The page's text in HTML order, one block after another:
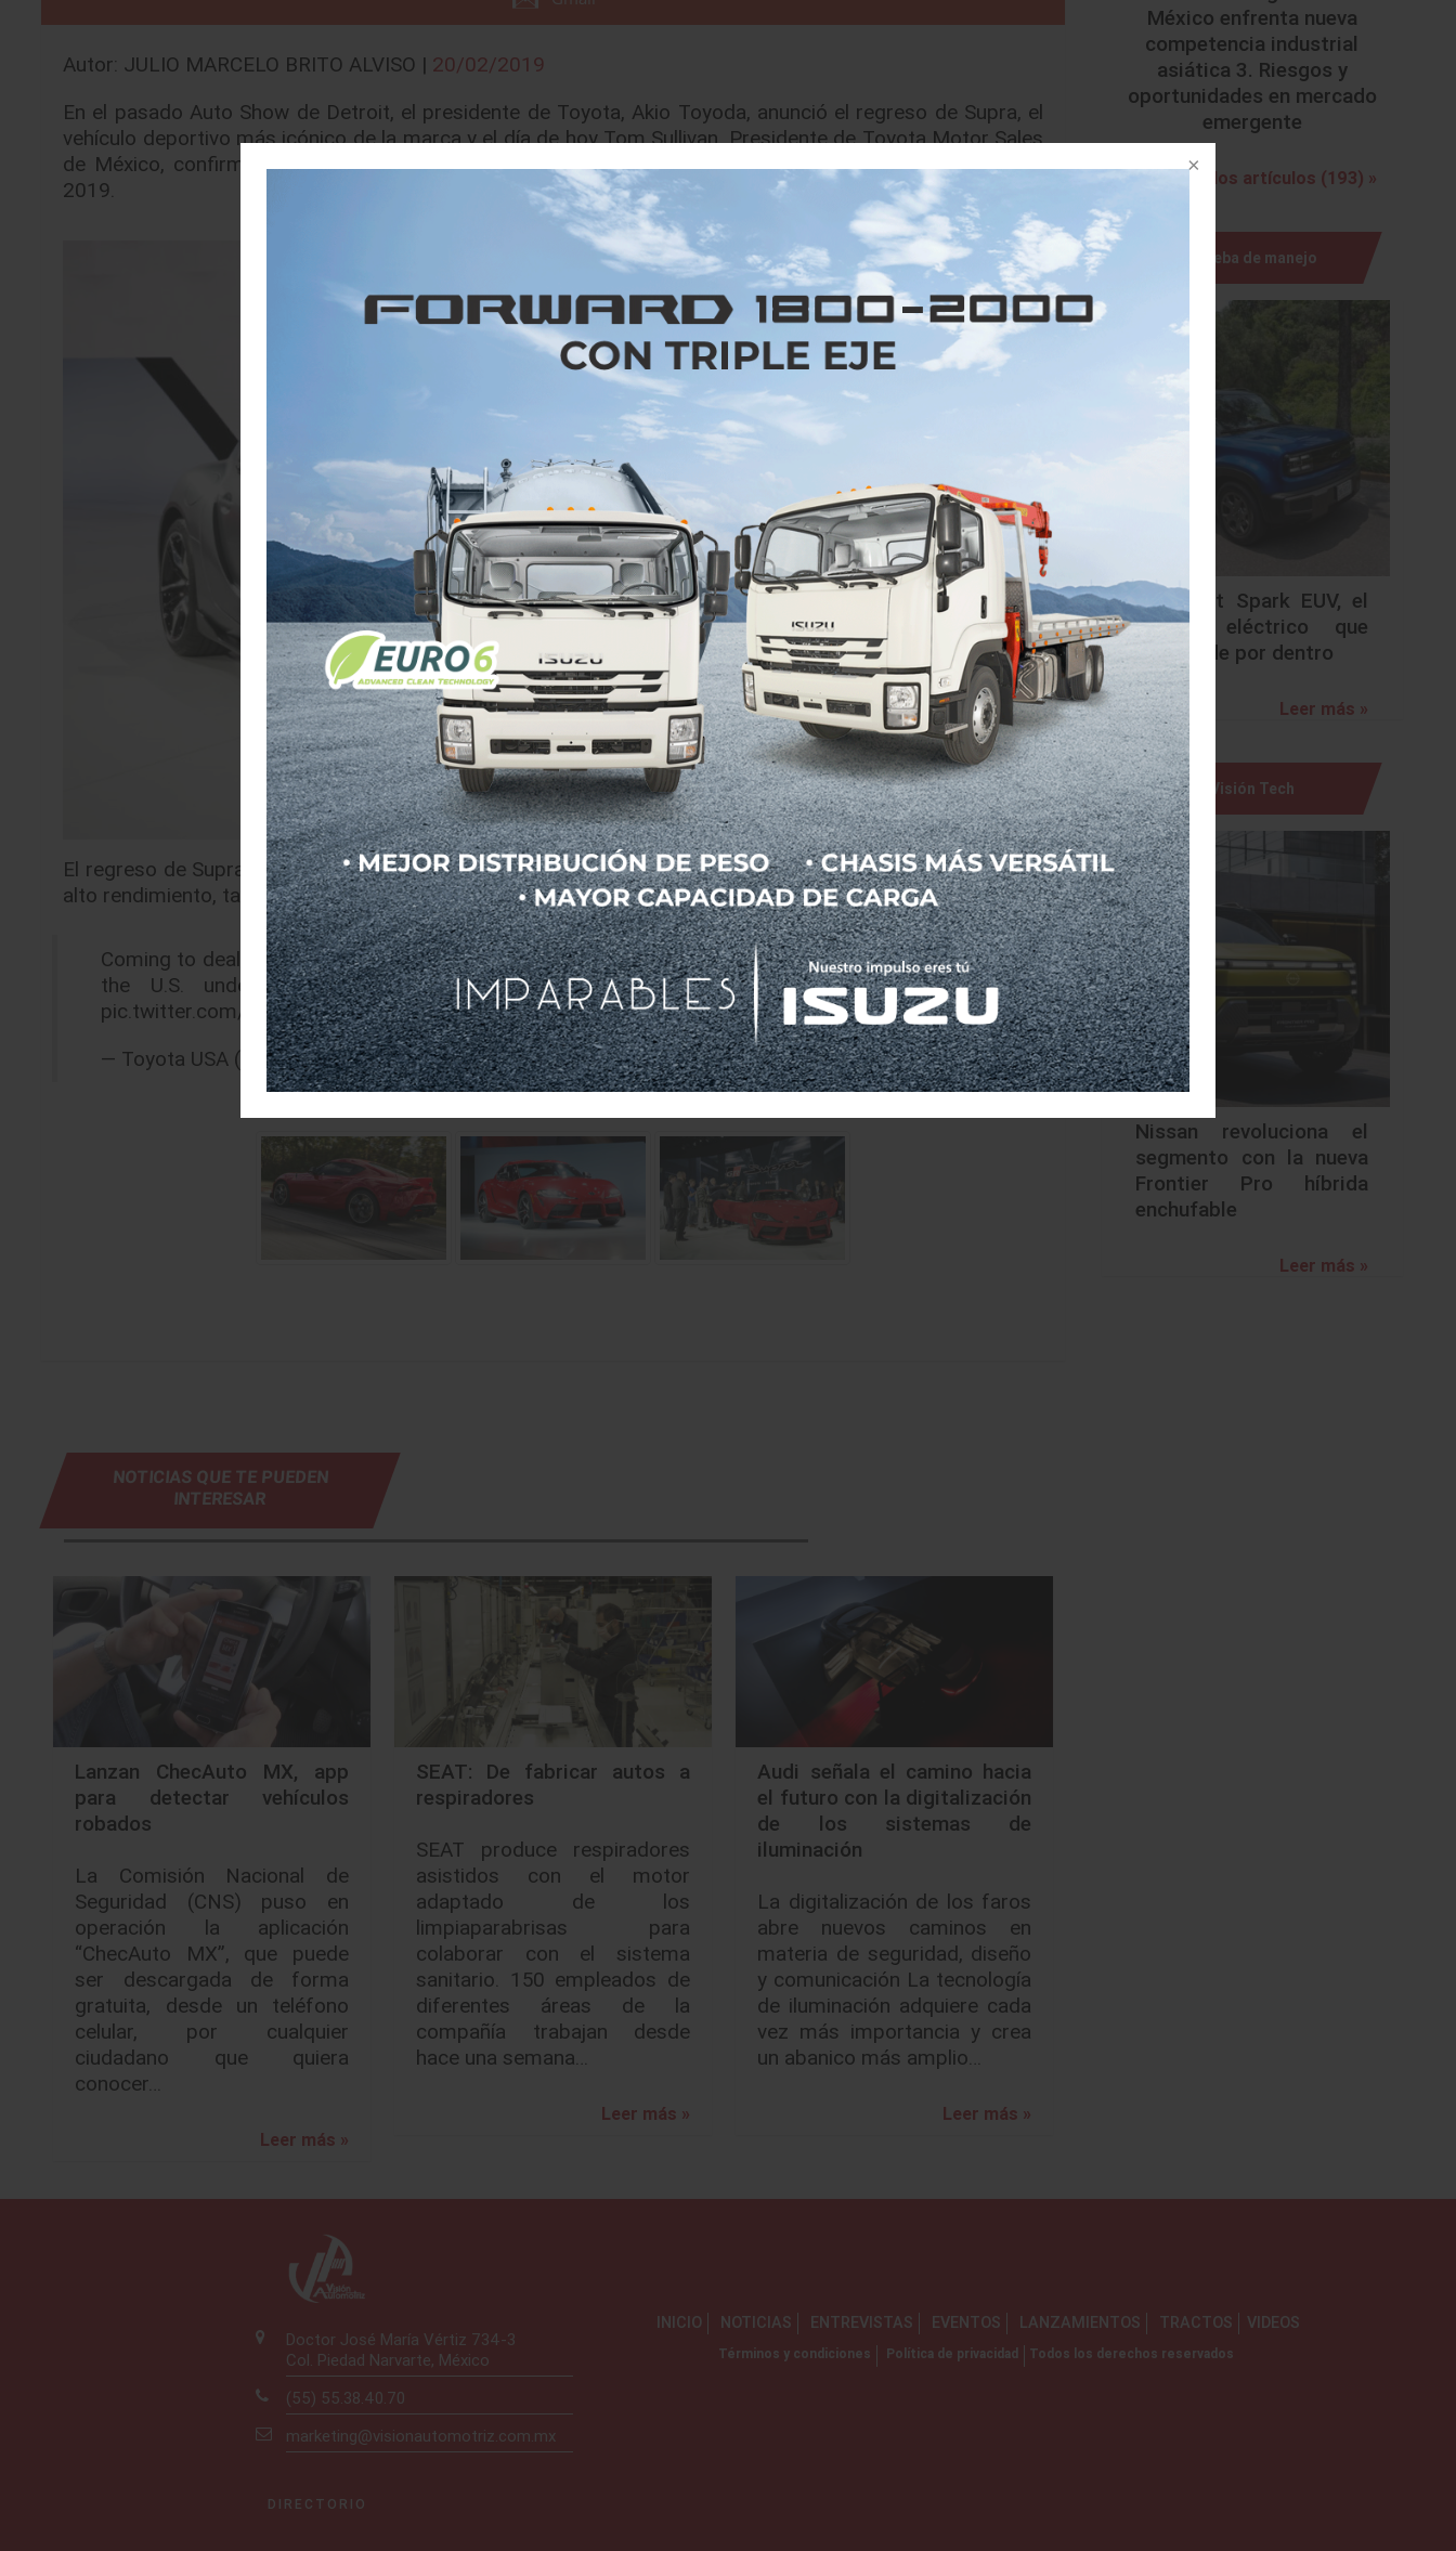
Autor: JULIO MARCELO BRITO ALVISO | 20/02/2019
En el pasado Auto Show de Detroit, el presidente de Toyota, Akio Toyoda, anunció el regreso de Supra, el
vehículo deportivo más icónico de la marca y el día de hoy Tom Sullivan, Presidente de Toyota Motor Sales
de México, confirma la llegada del emblemático Supra a nuestro país durante el segundo semestre de
2019.
El regreso de Supra al mercado mundial, muestra el potencial a futuro de lo que puede ofrecer un auto de
alto rendimiento, tanto en las pistas de carreras como en las carreteras.
Coming to dealers in summer of 2019, available in 2 grades + a special Launch Edition & starting in
the U.S. under $50k – it’s the all-new 2020#Supra https://t.co/IiE8Pe9lEO
#NAIAS
pic.twitter.com/oXvEkVDwPk
— Toyota USA (@Toyota)14 de enero de 2019
NOTICIAS QUE TE PUEDEN
INTERESAR
Lanzan ChecAuto MX, app
para detectar vehículos
robados
La Comisión Nacional de
Seguridad (CNS) puso en
operación la aplicación
“ChecAuto MX”, que puede
ser descargada de forma
gratuita, desde un teléfono
celular, por cualquier
ciudadano que quiera
conocer…
Leer más »
SEAT: De fabricar autos a
respiradores
SEAT produce respiradores
asistidos con el motor
adaptado de los
limpiaparabrisas para
colaborar con el sistema
sanitario. 150 empleados de
diferentes áreas de la
compañía trabajan desde
hace una semana…
Leer más »
Audi señala el camino hacia
el futuro con la digitalización
de los sistemas de
iluminación
La digitalización de los faros
abre nuevos caminos en
materia de seguridad, diseño
y comunicación La tecnología
de iluminación adquiere cada
vez más importancia y crea
un abanico más amplio…
Leer más »
México enfrenta nueva
competencia industrial
asiática 3. Riesgos y
oportunidades en mercado
emergente
Ver todos los artículos (193) »
Prueba de manejo
Chevrolet Spark EUV, el
urbano eléctrico que
sorprende por dentro
Leer más »
Visión Tech
Nissan revoluciona el
segmento con la nueva
Frontier Pro híbrida
enchufable
Leer más »
Doctor José María Vértiz 734-3
Col. Piedad Narvarte, México
(55) 55.38.40.70
marketing@visionautomotriz.com.mx
DIRECTORIO
INICIO NOTICIAS ENTREVISTAS EVENTOS LANZAMIENTOS TRACTOS VIDEOS
Términos y condiciones Política de privacidad Todos los derechos reservados